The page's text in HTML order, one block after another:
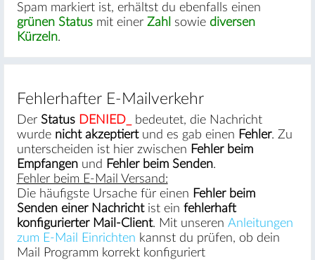
Spam markiert ist, erhältst du ebenfalls einen
grünen Statusmit einer Zahl sowie diversen
Kürzeln.
#
Fehlerhafter E-Mailverkehr
Der Status DENIED_
bedeutet, die Nachricht
wurde nicht akzeptiertund es gab einen Fehler. Zu
unterscheiden ist hier zwischen Fehler beim
Empfangenund Fehler beim Senden.
Fehler beim E-Mail Versand:
Die häufigste Ursache für einen Fehler beim
Senden einer Nachrichtist ein fehlerhaft
konfigurierter Mail-Client. Mit unseren Anleitungen
zum E-Mail Einrichten kannst du prüfen, ob dein
Mail Programm korrekt konfiguriert